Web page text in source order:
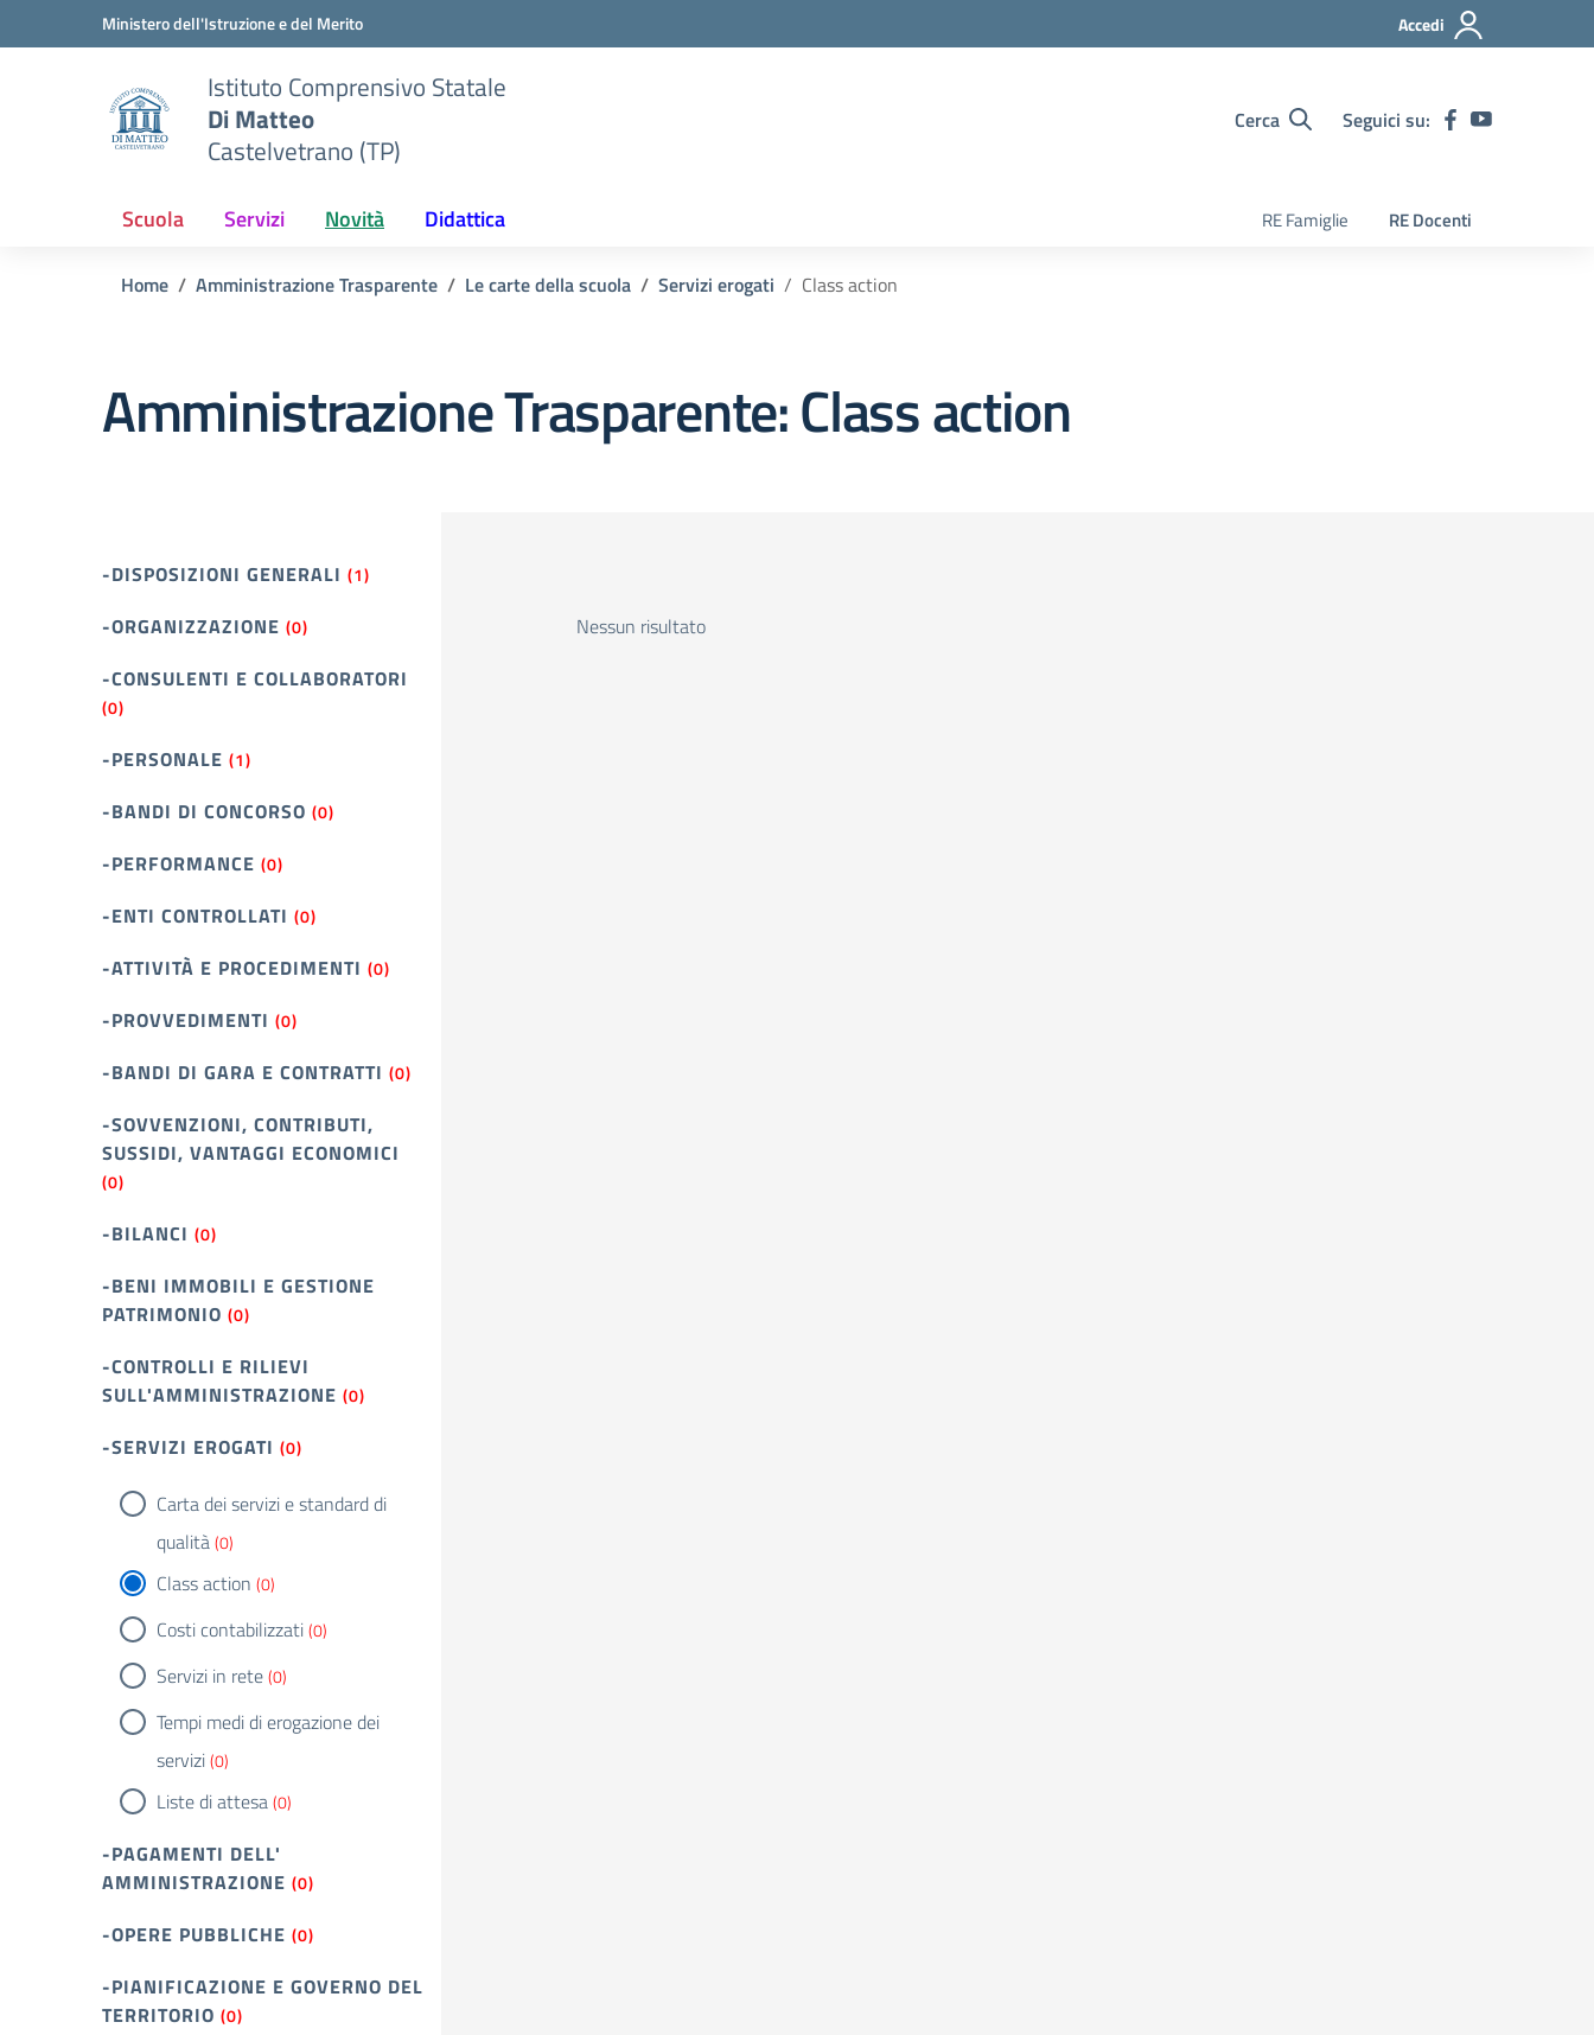
Vai ai contenuti
Vai al menu di navigazioneMinistero dell'Istruzione e del Merito Accedi
Istituto Comprensivo Statale
Di Matteo
Castelvetrano (TP)
Cerca Seguici su:
Scuola Servizi Novità Didattica RE Famiglie RE Docenti
Home Amministrazione Trasparente Le carte della scuola Servizi erogati Class action
Amministrazione Trasparente:Class action
-DISPOSIZIONI GENERALI (1)
-ORGANIZZAZIONE (0)
-CONSULENTI E COLLABORATORI
(0)
-PERSONALE (1)
-BANDI DI CONCORSO (0)
-PERFORMANCE (0)
-ENTI CONTROLLATI (0)
-ATTIVITÀ E PROCEDIMENTI (0)
-PROVVEDIMENTI (0)
-BANDI DI GARA E CONTRATTI (0)
-SOVVENZIONI, CONTRIBUTI,
SUSSIDI, VANTAGGI ECONOMICI
(0)
-BILANCI (0)
-BENI IMMOBILI E GESTIONE
PATRIMONIO (0)
-CONTROLLI E RILIEVI
SULL'AMMINISTRAZIONE (0)
-SERVIZI EROGATI (0)
Carta dei servizi e standard di
qualità(0)
Class action (0)
Costi contabilizzati(0)
Servizi in rete(0)
Tempi medi di erogazione dei
servizi(0)
Liste di attesa(0)
-PAGAMENTI DELL'
AMMINISTRAZIONE (0)
-OPERE PUBBLICHE (0)
-PIANIFICAZIONE E GOVERNO DEL
TERRITORIO (0)
Nessun risultato